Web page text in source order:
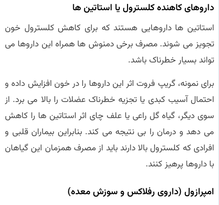
داروهای کاهنده کلسترول یا استاتین‌ ها
استاتین‌ ها داروهایی هستند که برای کاهش کلسترول خون
تجویز می‌ شوند. مصرف برخی دمنوش‌ ها همراه این داروها می‌
تواند بسیار خطرناک باشد.
برای نمونه، گریپ فروت اثر این داروها را در خون افزایش داده و
احتمال آسیب کبدی یا تجزیه خطرناک عضلات را بالا می‌ برد. از
سوی دیگر، گیاه گل راعی یا علف چای اثر استاتین‌ ها را کاهش
می‌ دهد و درمان را بی‌ نتیجه می‌ کند. بنابراین بیماران قلبی و
افرادی که کلسترول بالا دارند باید از مصرف همزمان این گیاهان
با داروها پرهیز کنند.
امپرازول (داروی رفلاکس و سوزش معده)